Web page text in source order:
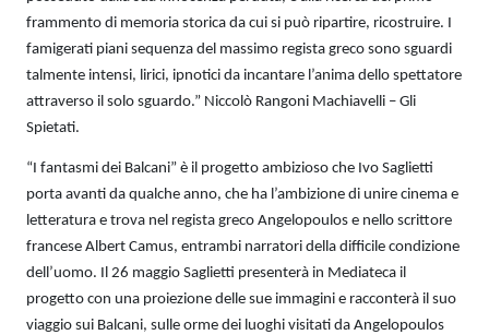
frammento di memoria storica da cui si può ripartire, ricostruire. I
famigerati piani sequenza del massimo regista greco sono sguardi
talmente intensi, lirici, ipnotici da incantare l’anima dello spettatore
attraverso il solo sguardo.” Niccolò Rangoni Machiavelli – Gli
Spietati.
“I fantasmi dei Balcani” è il progetto ambizioso che Ivo Saglietti
porta avanti da qualche anno, che ha l’ambizione di unire cinema e
letteratura e trova nel regista greco Angelopoulos e nello scrittore
francese Albert Camus, entrambi narratori della difficile condizione
dell’uomo. Il 26 maggio Saglietti presenterà in Mediateca il
progetto con una proiezione delle sue immagini e racconterà il suo
viaggio sui Balcani, sulle orme dei luoghi visitati da Angelopoulos